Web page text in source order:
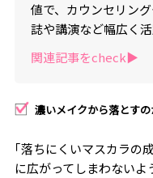
値で、カウンセリン
誌や講演など幅広く活
関連記事をcheck▶︎
濃いメイクから落とす
｢落ちにくいマスカラの
に広がってしまわない